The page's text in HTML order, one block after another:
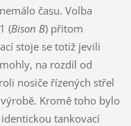
času. Volba
(Bison B) přitom
stoje se totiž jevili
na rozdíl od
nosiče řízených střel
Kromě toho bylo
tankovací